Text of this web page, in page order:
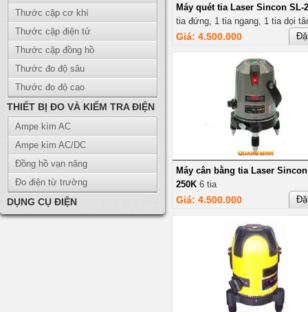
Thước cặp cơ khí
Thước cặp điện tử
Thước cặp đồng hồ
Thước đo độ sâu
Thước đo độ cao
THIẾT BỊ ĐO VÀ KIỂM TRA ĐIỆN
Ampe kìm AC
Ampe kìm AC/DC
Đồng hồ vạn năng
Đo điện từ trường
DỤNG CỤ ĐIỆN
Máy quét tia Laser Sincon SL-
tia đứng, 1 tia ngang, 1 tia dọi
Giá: 4.500.000
Máy cân bằng tia Laser
250K 6 tia
Giá: 4.500.000